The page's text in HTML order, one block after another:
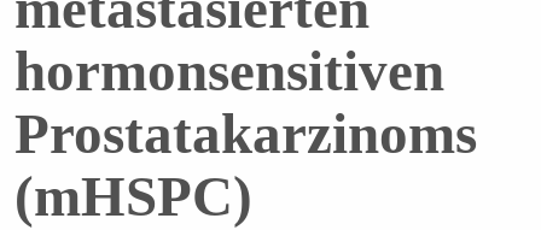
hormonsensitiven
Prostatakarzinoms
(mHSPC)